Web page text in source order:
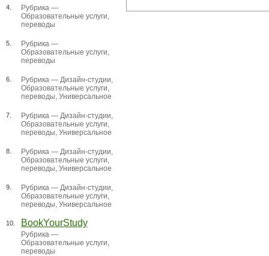
4.
Рубрика —
Образовательные услуги,
переводы
5.
Рубрика —
Образовательные услуги,
переводы
6. Рубрика — Дизайн-студии,
Образовательные услуги,
переводы, Универсальное
7. Рубрика — Дизайн-студии,
Образовательные услуги,
переводы, Универсальное
8. Рубрика — Дизайн-студии,
Образовательные услуги,
переводы, Универсальное
9. Рубрика — Дизайн-студии,
Образовательные услуги,
переводы, Универсальное
10. BookYourStudy
Рубрика —
Образовательные услуги,
переводы